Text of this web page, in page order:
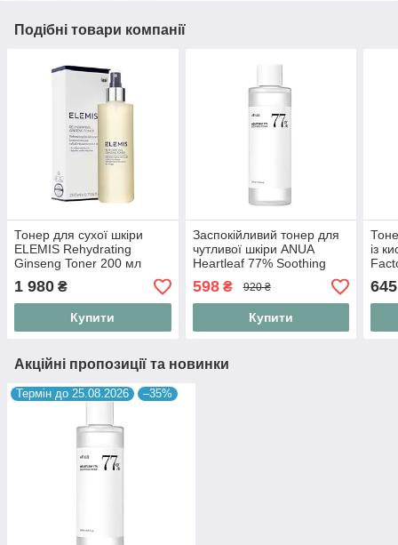
Подібні товари компанії
Тонер для сухої шкіри
ELEMIS Rehydrating
Ginseng Toner 200 мл
1 980 ₴
Купити
Заспокійливий тонер для
чутливої шкіри ANUA
Heartleaf 77% Soothing
Toner 250 мл
598₴ 920 ₴
Купити
із
150
645
Акційні пропозиції та новинки
Термін до 25.08.2026 –35%